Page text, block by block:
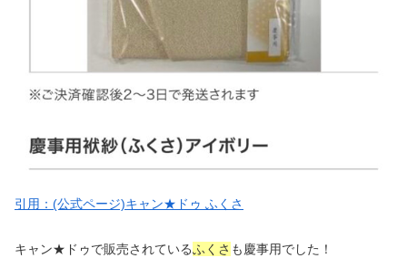
引用：(公式ページ)キャン★ドゥ ふくさ
キャン★ドゥで販売されているふくさ も慶事用でした！